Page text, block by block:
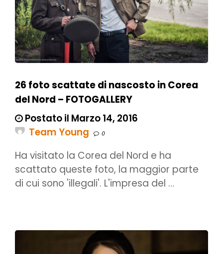
26 foto scattate di nascosto in Corea
del Nord – FOTOGALLERY
Postato il Marzo 14, 2016
Team Young
0
Ha visitato la Corea del Nord e ha
scattato queste foto, la maggior parte
di cui sono 'illegali'. L'impresa del …